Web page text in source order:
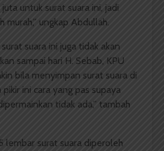
untuk surat suara ini, jadi
murah,” ungkap Abdullah.
suara ini juga tidak akan
sampai hari H. Sebab, KPU
bila menyimpan surat suara di
ini cara yang pas supaya
tidak ada,” tambah
lembar surat suara diperoleh